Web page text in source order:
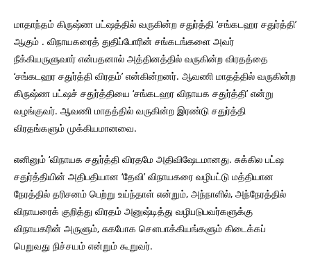
மாதாந்தம் கிருஷ்ண பட்ஷத்தில் வருகின்ற சதுர்த்தி ‘சங்கடஹர சதுர்த்தி’
ஆகும் . விநாயகரைத் துதிப்போரின் சங்கடங்களை அவர்
நீக்கியருளுவார் என்பதனால் அத்தினத்தில் வருகின்ற விரதத்தை
‘சங்கடஹர சதுர்த்தி விரதம்’ என்கின்றனர். ஆவணி மாதத்தில் வருகின்ற
கிருஷ்ண பட்ஷச் சதுர்த்தியை ‘சங்கடஹர விநாயக சதுர்த்தி’ என்று
வழங்குவர். ஆவணி மாதத்தில் வருகின்ற இரண்டு சதுர்த்தி
விரதங்களும் முக்கியமானவை.
எனினும் ‘விநாயக சதுர்த்தி விரதமே அதிவிஷேடமானது. சுக்கில பட்ஷ
சதுர்த்தியின் அதிபதியான ‘தேவி’ விநாயகரை வழிபட்டு மத்தியான
நேரத்தில் தரிசனம் பெற்று உய்ந்தாள் என்றும், அந்நாளில், அந்நேரத்தில்
விநாயரைக் குறித்து விரதம் அனுஷ்டித்து வழிபடுபவர்களுக்கு
விநாயகரின் அருளும், சுகபோக சௌபாக்கியங்களும் கிடைக்கப்
பெறுவது நிச்சயம் என்றும் கூறுவர்.